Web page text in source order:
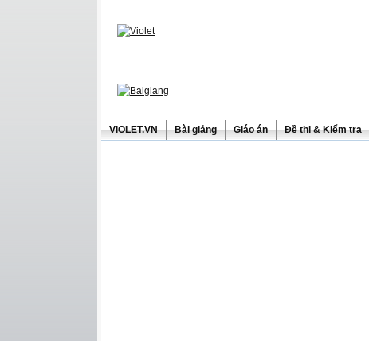
ViOLET.VN Bài giảng Giáo án Đề thi & Kiểm tra